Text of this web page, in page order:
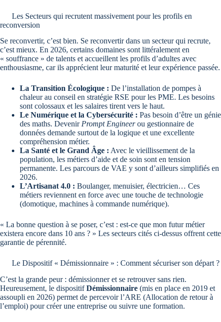
Les Secteurs qui recrutent massivement pour les profils en
reconversion
Se reconvertir, c’est bien. Se reconvertir dans un secteur qui recrute,
c’est mieux. En 2026, certains domaines sont littéralement en
« souffrance » de talents et accueillent les profils d’adultes avec
enthousiasme, car ils apprécient leur maturité et leur expérience passée.
La Transition Écologique : De l’installation de pompes à
chaleur au conseil en stratégie RSE pour les PME. Les besoins
sont colossaux et les salaires tirent vers le haut.
Le Numérique et la Cybersécurité : Pas besoin d’être un génie
des maths. Devenir Prompt Engineerou gestionnaire de
données demande surtout de la logique et une excellente
compréhension métier.
La Santé et le Grand Âge : Avec le vieillissement de la
population, les métiers d’aide et de soin sont en tension
permanente. Les parcours de VAE y sont d’ailleurs simplifiés en
2026.
L’Artisanat 4.0 : Boulanger, menuisier, électricien… Ces
métiers reviennent en force avec une touche de technologie
(domotique, machines à commande numérique).
« La bonne question à se poser, c’est : est-ce que mon futur métier
existera encore dans 10 ans ? » Les secteurs cités ci-dessus offrent cette
garantie de pérennité.
Le Dispositif « Démissionnaire » : Comment sécuriser son départ ?
C’est la grande peur : démissionner et se retrouver sans rien.
Heureusement, le dispositifDémissionnaire (mis en place en 2019 et
assoupli en 2026) permet de percevoir l’ARE (Allocation de retour à
l’emploi) pour créer une entreprise ou suivre une formation.